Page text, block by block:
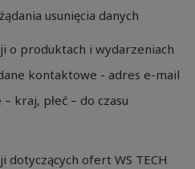
usunięcia danych
o produktach i wydarzeniach
kontaktowe - adres e-mail
kraj, płeć – do czasu
ofert WS TECH